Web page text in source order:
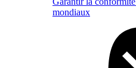
mondiaux